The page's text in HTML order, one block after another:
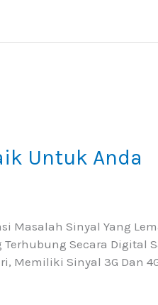
Untuk Anda
Masalah Sinyal Yang
Secara Digital
Memiliki Sinyal 3G Dan